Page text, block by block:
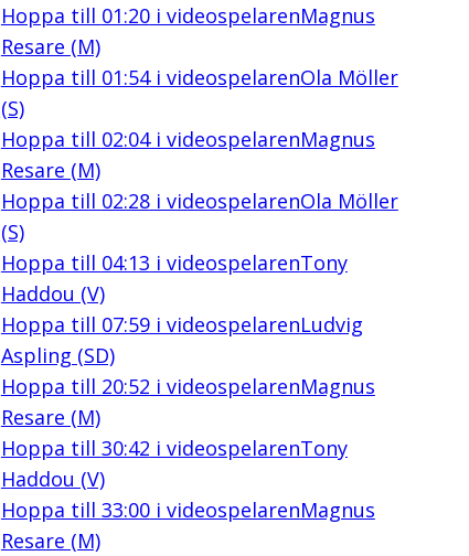
Hoppa till 01:20i videospelarenMagnus
Resare (M)
Hoppa till 01:54i videospelarenOla Möller
(S)
Hoppa till 02:04i videospelarenMagnus
Resare (M)
Hoppa till 02:28i videospelarenOla Möller
(S)
Hoppa till 04:13 i videospelarenTony
Haddou (V)
Hoppa till 07:59i videospelarenLudvig
Aspling (SD)
Hoppa till 20:52 i videospelarenMagnus
Resare (M)
Hoppa till 30:42 i videospelarenTony
Haddou (V)
Hoppa till 33:00i videospelarenMagnus
Resare (M)